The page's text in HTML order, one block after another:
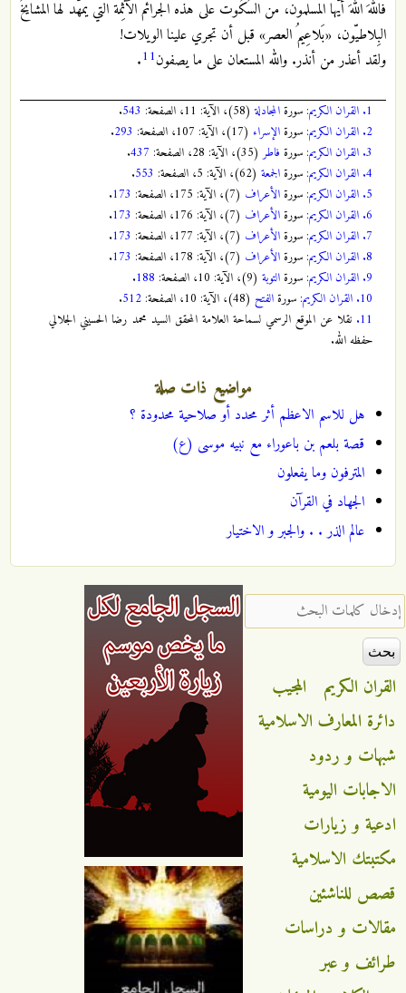
فاللهَ اللهَ أيُّها المسلمون، من السُكُوت على هذه الجرائم الآثِمة التي يمهّد لها المشايخُ
البِلاطيّون، «بَلاعِيمُ العصر» قبل أن تجري علينا الويلات!
ولقد أعذر من أنذر. والله المستعان على ما يصفون11
.
1. القران الكريم: سورةالمجادلة(58)، الآية: 11، الصفحة: 543
.
2. القران الكريم: سورةالإسراء (17)، الآية: 107، الصفحة: 293
.
3. القران الكريم: سورة فاطر(35)، الآية: 28، الصفحة: 437
.
4. القران الكريم: سورةالجمعة (62)، الآية: 5، الصفحة: 553
.
5. القران الكريم: سورةالأعراف (7)، الآية: 175، الصفحة: 173
.
6. القران الكريم: سورةالأعراف (7)، الآية: 176، الصفحة: 173
.
7. القران الكريم: سورةالأعراف (7)، الآية: 177، الصفحة: 173
.
8. القران الكريم: سورةالأعراف (7)، الآية: 178، الصفحة: 173
.
9. القران الكريم: سورةالتوبة (9)، الآية: 10، الصفحة: 188
.
10. القران الكريم: سورةالفتح (48)، الآية: 10، الصفحة: 512
.
11. نقلا عن الموقع الرسمي لسماحة العلامة المحقق السيد محمد رضا الحسيني الجلالي
حفظه الله.
مواضيع ذات صلة
هل للاسم الاعظم أثر محدد أو صلاحية محدودة ؟
قصة بلعم بن باعوراء مع نبيه موسى (ع)
المترفون وما يفعلون
الجهاد في القرآن
عالم الذر . . والجبر و الاختيار
‏إدخال كلمات البحث ‏
القران الكريم
المجيب
دائرة المعارف الاسلامية
شبهات و ردود
الاجابات اليومية
ادعية و زيارات
مكتبتك الاسلامية
قصص للناشئين
مقالات و دراسات
طرائف و عبر